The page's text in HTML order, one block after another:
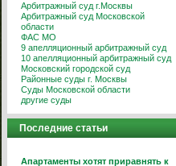
Арбитражный суд г.Москвы
Арбитражный суд Московской
области
ФАС МО
9 апелляционный арбитражный суд
10 апелляционный арбитражный суд
Московский городской суд
Районные суды г. Москвы
Суды Московской области
другие суды
Последние статьи
Апартаменты хотят приравнять к